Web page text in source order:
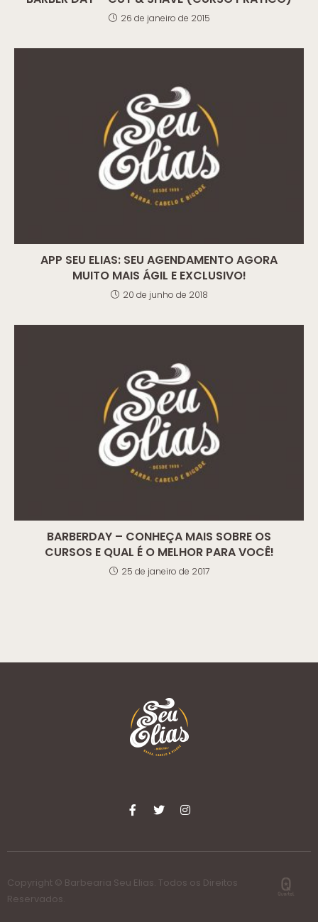
26 de janeiro de 2015
APP SEU ELIAS: SEU AGENDAMENTO AGORA
MUITO MAIS ÁGIL E EXCLUSIVO!
20 de junho de 2018
BARBERDAY – CONHEÇA MAIS SOBRE OS
CURSOS E QUAL É O MELHOR PARA VOCÊ!
25 de janeiro de 2017
Copyright © Barbearia Seu Elias. Todos os Direitos
Reservados.